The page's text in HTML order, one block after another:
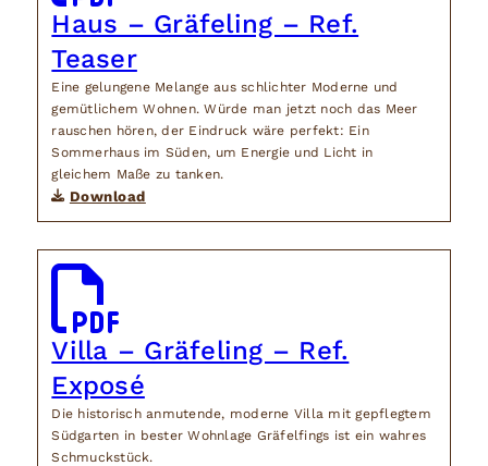
Haus – Gräfeling – Ref.
Teaser
Eine gelungene Melange aus schlichter Moderne und
gemütlichem Wohnen. Würde man jetzt noch das Meer
rauschen hören, der Eindruck wäre perfekt: Ein
Sommerhaus im Süden, um Energie und Licht in
gleichem Maße zu tanken.
Download
Villa – Gräfeling – Ref.
Exposé
Die historisch anmutende, moderne Villa mit gepflegtem
Südgarten in bester Wohnlage Gräfelfings ist ein wahres
Schmuckstück.